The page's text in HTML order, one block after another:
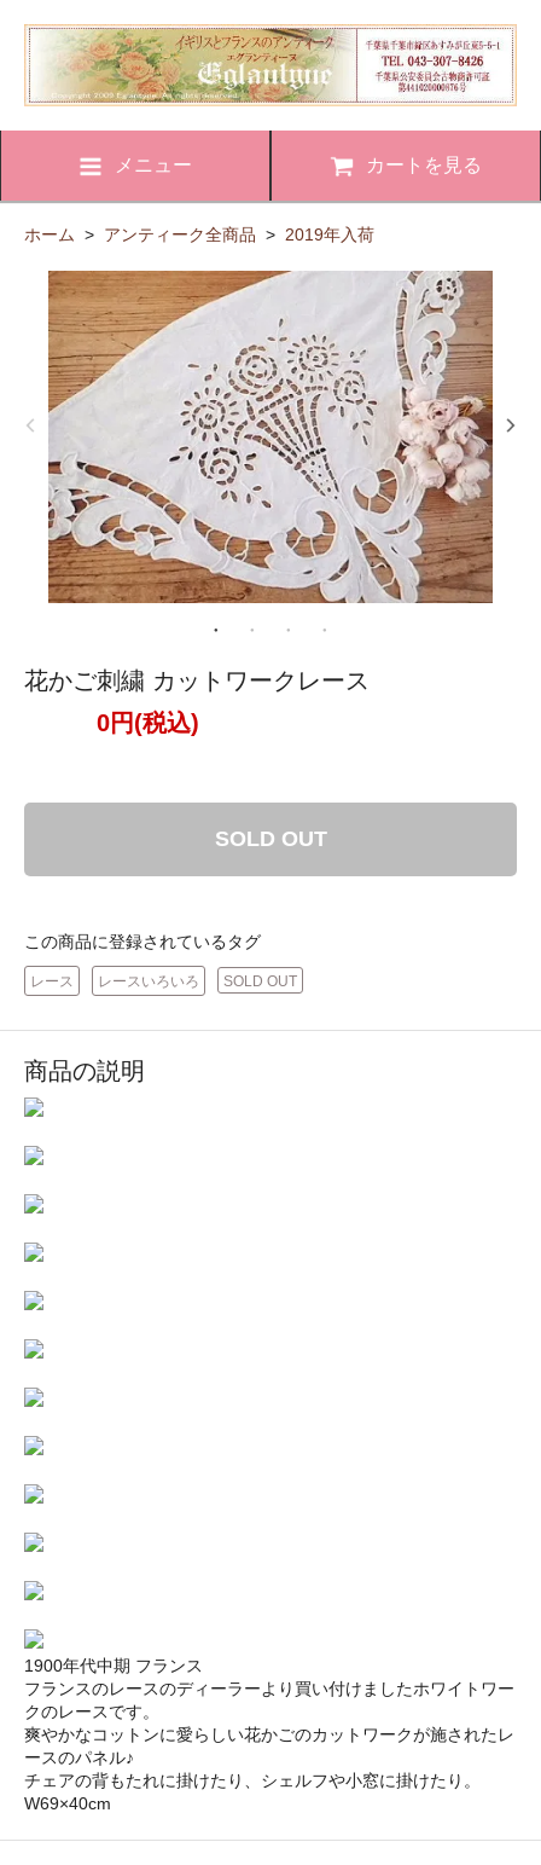
メニュー カートを見る
ホーム > アンティーク全商品 > 2019年入荷
花かご刺繍 カットワークレース
0円(税込)
SOLD OUT
この商品に登録されているタグ
レース レースいろいろ SOLD OUT
商品の説明
1900年代中期 フランス
フランスのレースのディーラーより買い付けましたホワイトワー
クのレースです。
爽やかなコットンに愛らしい花かごのカットワークが施されたレ
ースのパネル♪
チェアの背もたれに掛けたり、シェルフや小窓に掛けたり。
W69×40cm